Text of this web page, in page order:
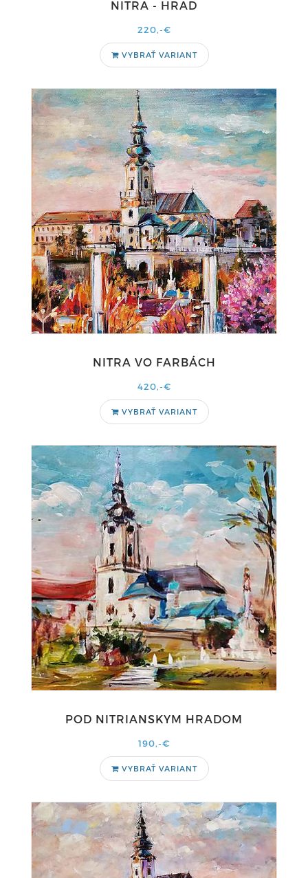
NITRA - HRAD
220,-€
VYBRAŤ VARIANT
NITRA VO FARBÁCH
420,-€
VYBRAŤ VARIANT
POD NITRIANSKYM HRADOM
190,-€
VYBRAŤ VARIANT